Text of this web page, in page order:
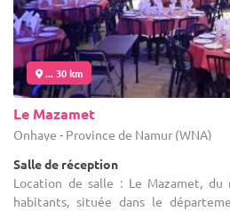
... 30 km
Le Mazamet
Onhaye - Province de Namur (WNA)
Salle de réception
Location de salle : Le Mazamet,
habitants, située dans le